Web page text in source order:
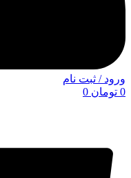
ورود / ثبت نام
0 تومان 0